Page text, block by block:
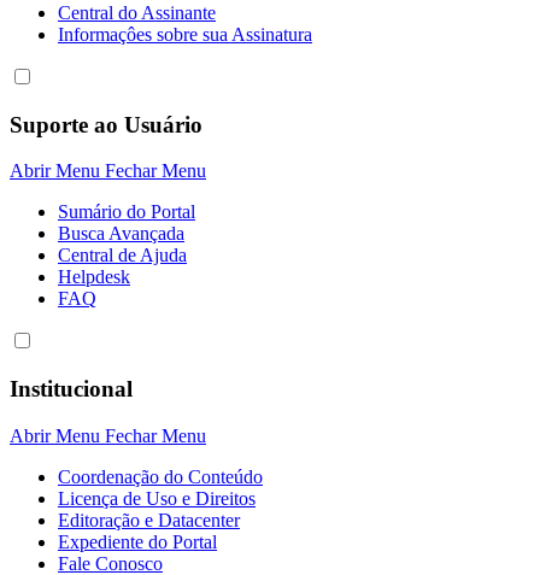
Central do Assinante
Informaçôes sobre sua Assinatura
Suporte ao Usuário
Abrir Menu Fechar Menu
Sumário do Portal
Busca Avançada
Central de Ajuda
Helpdesk
FAQ
Institucional
Abrir Menu Fechar Menu
Coordenação do Conteúdo
Licença de Uso e Direitos
Editoração e Datacenter
Expediente do Portal
Fale Conosco